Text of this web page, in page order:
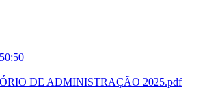
DE ADMINISTRAÇÃO 2025.pdf